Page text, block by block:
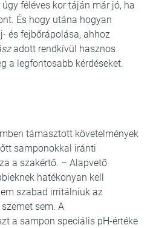
féléves kor táján már jó, ha
És hogy utána hogyan
és fejbőrápolása, ahhoz
adott rendkívül hasznos
a legfontosabb kérdéseket.
támasztott követelmények
samponokkal iránti
a szakértő. – Alapvető
hatékonyan kell
szabad irritálniuk az
sem. A
a sampon speciális pH-értéke